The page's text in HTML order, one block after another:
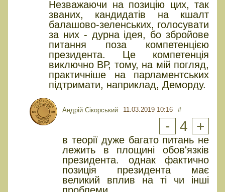
Незважаючи на позицію цих, так
званих, кандидатів на кшалт
балашово-зеленських, голосувати
за них - дурна ідея, бо збройове
питання поза компетенцією
президента. Це компетенція
виключно ВР, тому, на мій погляд,
практичніше на парламентських
підтримати, наприклад, Деморду.
Андрій Сікорський 11.03.2019 10:16 #
- 4 +
в теорії дуже багато питань не
лежить в площині обов'язків
президента. однак фактично
позиція президента має
великий вплив на ті чи інші